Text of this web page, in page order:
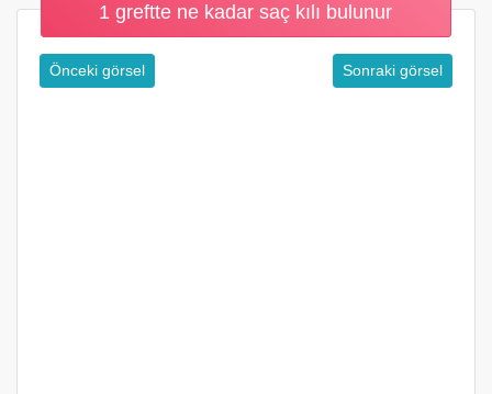
1 greftte ne kadar saç kılı bulunur
Önceki görsel Sonraki görsel